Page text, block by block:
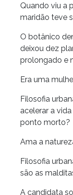
Quando viu a
maridão teve
O botânico
deixou dez
prolongado e
Era uma
Filosofia
acelerar a
ponto morto?
Ama a
Filosofia
são as
A candidata